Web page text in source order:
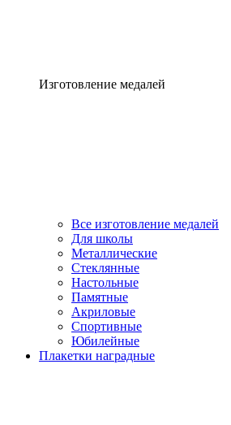
Изготовление медалей
Все изготовление медалей
Для школы
Металлические
Стеклянные
Настольные
Памятные
Акриловые
Спортивные
Юбилейные
Плакетки наградные